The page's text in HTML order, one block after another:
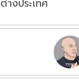
ต่างประเทศ